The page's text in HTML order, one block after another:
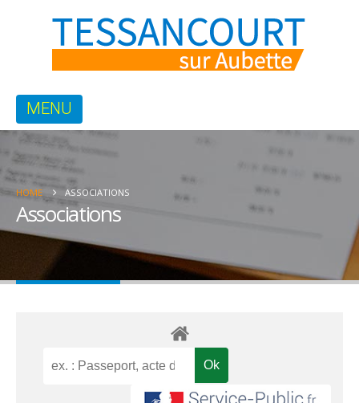
HOME ASSOCIATIONS
Associations